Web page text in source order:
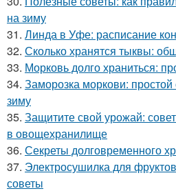
на зиму
31. Линда в Уфе: расписание
32. Сколько хранятся тыквы:
33. Морковь долго храниться:
34. Заморозка моркови:
зиму
35. Защитите свой урожай:
в овощехранилище
36. Секреты долговременного
37. Электросушилка для
советы